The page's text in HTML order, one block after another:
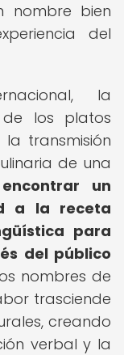
nombre bien
del
la
los platos
transmisión
de una
un
a la receta
para
del público
nombres de
trasciende
creando
verbal y la